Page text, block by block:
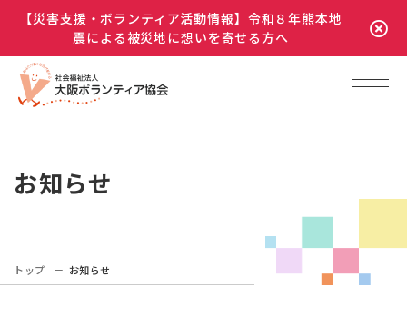
【災害支援・ボランティア活動情報】令和８年熊本地
震による被災地に想いを寄せる方へ
お知らせ
トップ お知らせ